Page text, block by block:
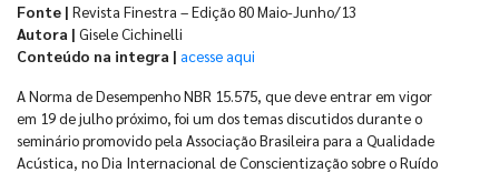
Fonte | Revista Finestra – Edição 80 Maio-Junho/13
Autora | Gisele Cichinelli
Conteúdo na integra | acesse aqui
A Norma de Desempenho NBR 15.575, que deve entrar em vigor
em 19 de julho próximo, foi um dos temas discutidos durante o
seminário promovido pela Associação Brasileira para a Qualidade
Acústica, no Dia Internacional de Conscientização sobre o Ruído